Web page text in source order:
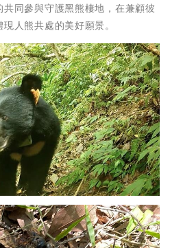
同參與守護黑熊棲地，在兼顧彼
人熊共處的美好願景。